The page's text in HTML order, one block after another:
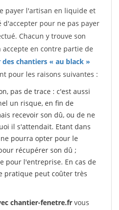
payer l'artisan en liquide et
pour ne pas payer
Chacun y trouve son
en contre partie de
des chantiers « au black »
pour les raisons suivantes :
pas de trace : c'est aussi
un risque, en fin de
recevoir son dû, ou de ne
il s'attendait. Etant dans
pourra opter pour le
récupérer son dû ;
pour l'entreprise. En cas de
pratique peut coûter très
chantier-fenetre.fr vous